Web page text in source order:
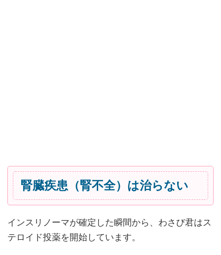
腎臓疾患（腎不全）は治らない
インスリノーマが確定した瞬間から、わさび君はス
テロイド投薬を開始しています。